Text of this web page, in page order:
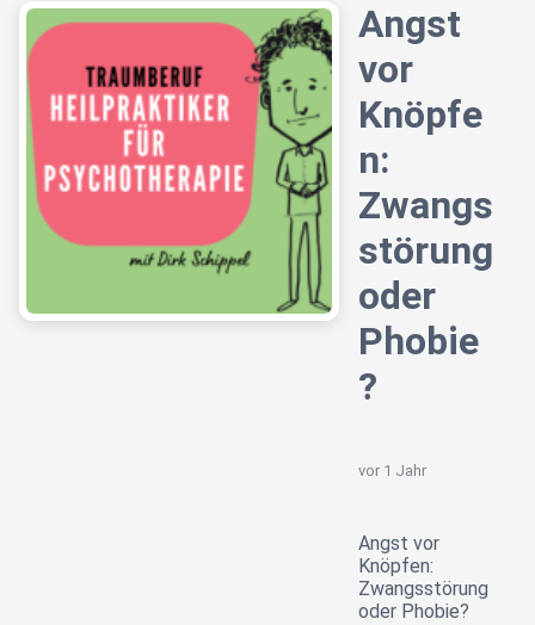
Angst
vor
Knöpfe
n:
Zwangs
störung
oder
Phobie
?
vor 1 Jahr
Angst vor
Knöpfen:
Zwangsstörung
oder Phobie?